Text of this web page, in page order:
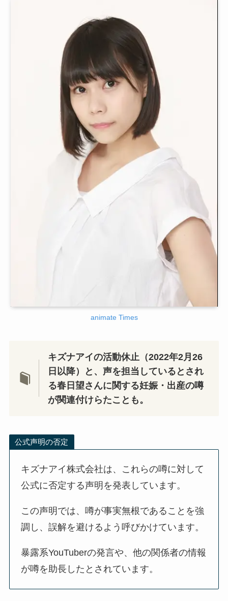
animate Times
キズナアイの活動休止（2022年2月26
日以降）と、声を担当しているとされ
る春日望さんに関する妊娠・出産の噂
が関連付けらたことも。
公式声明の否定
キズナアイ株式会社は、これらの噂に対して
公式に否定する声明を発表しています。
この声明では、噂が事実無根であることを強
調し、誤解を避けるよう呼びかけています。
暴露系YouTuberの発言や、他の関係者の情報
が噂を助長したとされています。